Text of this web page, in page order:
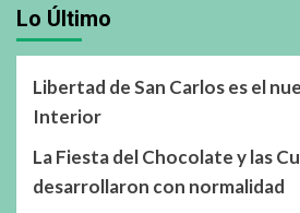
Lo Último
Libertad de San Carlos es el
Interior
La Fiesta del Chocolate y las
desarrollaron con normalidad